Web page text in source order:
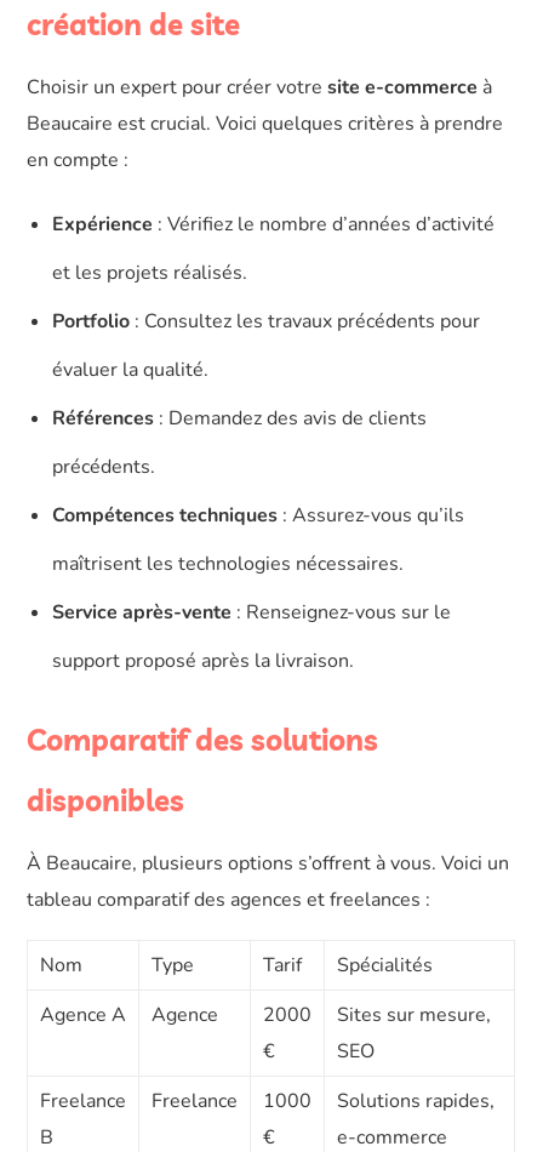
création de site
Choisir un expert pour créer votresite e-commerce à
Beaucaire est crucial. Voici quelques critères à prendre
en compte :
Expérience : Vérifiez le nombre d’années d’activité
et les projets réalisés.
Portfolio : Consultez les travaux précédents pour
évaluer la qualité.
Références : Demandez des avis de clients
précédents.
Compétences techniques : Assurez-vous qu’ils
maîtrisent les technologies nécessaires.
Service après-vente : Renseignez-vous sur le
support proposé après la livraison.
Comparatif des solutions
disponibles
À Beaucaire, plusieurs options s’offrent à vous. Voici un
tableau comparatif des agences et freelances :
Nom Type Tarif
Spécialités
Agence A
Agence
2000
€
Sites sur mesure,
SEO
Freelance
B
Freelance
1000
€
Solutions rapides,
e-commerce